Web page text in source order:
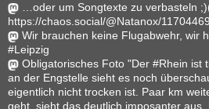
…oder um Songtexte zu verbasteln
https://chaos.social/@Natanox/
Wir brauchen keine Flugabwehr, wir
#Leipzig
Obligatorisches Foto "Der #Rhein ist
an der Engstelle sieht es noch
eigentlich nicht trocken ist. Paar km
geht, sieht das deutlich imposanter aus.